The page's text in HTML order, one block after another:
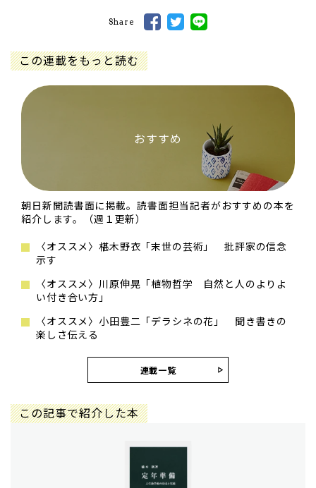
Share
この連載をもっと読む
おすすめ
朝日新聞読書面に掲載。読書面担当記者がおすすめの本を
紹介します。（週１更新）
〈オススメ〉椹木野衣「末世の芸術」 批評家の信念
示す
〈オススメ〉川原伸晃「植物哲学 自然と人のよりよ
い付き合い方」
〈オススメ〉小田豊二「デラシネの花」 聞き書きの
楽しさ伝える
連載一覧
この記事で紹介した本